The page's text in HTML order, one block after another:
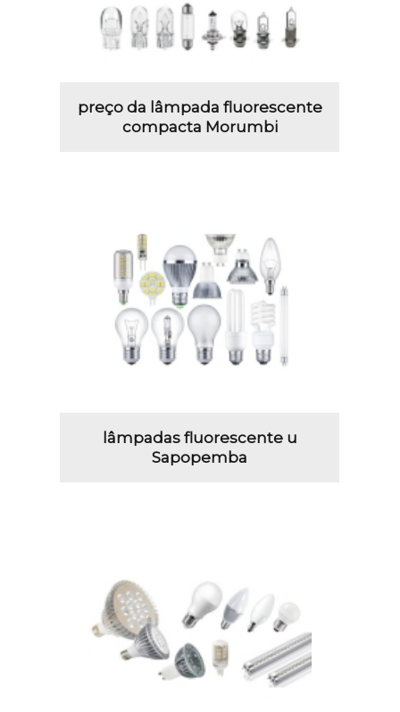
preço da lâmpada fluorescente
compacta Morumbi
lâmpadas fluorescente u
Sapopemba